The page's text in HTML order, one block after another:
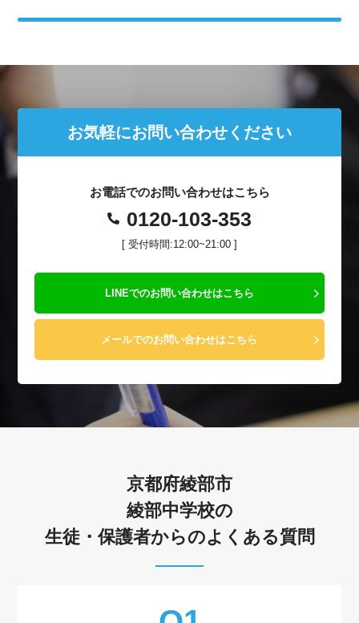
お気軽にお問い合わせください
お電話でのお問い合わせはこちら
0120-103-353
[ 受付時間:12:00~21:00 ]
LINEでのお問い合わせはこちら
メールでのお問い合わせはこちら
京都府綾部市
綾部中学校の
生徒・保護者からのよくある質問